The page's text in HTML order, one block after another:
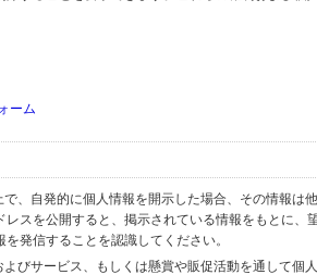
ーム
、自発的に個人情報を開示した場合、その情報は
スを公開すると、掲示されている情報をもとに、
発信することを認識してください。
びサービス、もしくは懸賞や販促活動を通して個